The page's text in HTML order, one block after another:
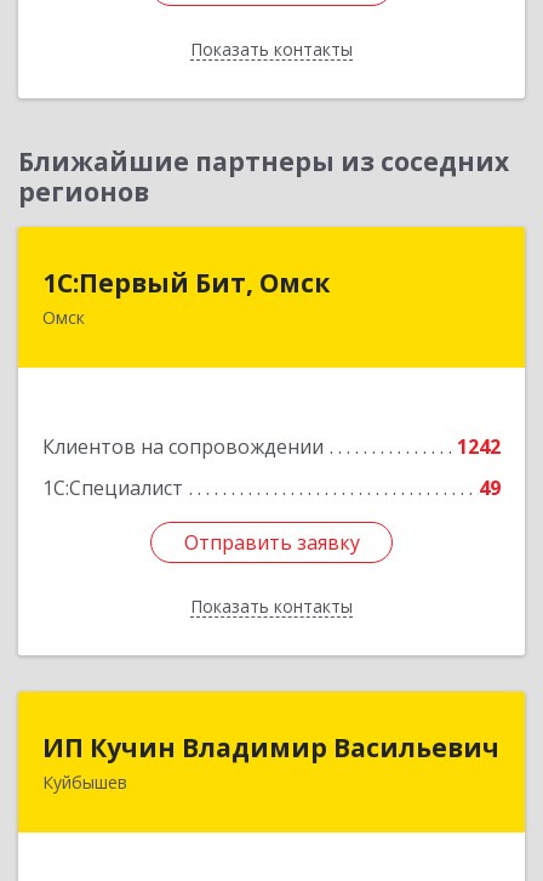
Показать контакты
Назад
Ближайшие партнеры из соседних
регионов
1С:Первый Бит, Омск
Омск
Клиентов на сопровождении
1242
1С:Специалист
49
Отправить заявку
Показать контакты
644099, Омская обл, Омск г, Гагарина ул, дом №
Отправить заявку
Назад
ИП Кучин Владимир Васильевич
Куйбышев632387, Новосибирская обл, Куйбышев г,